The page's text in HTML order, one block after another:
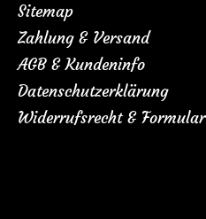
Sitemap
Zahlung & Versand
AGB & Kundeninfo
Datenschutzerklärung
Widerrufsrecht & Formular